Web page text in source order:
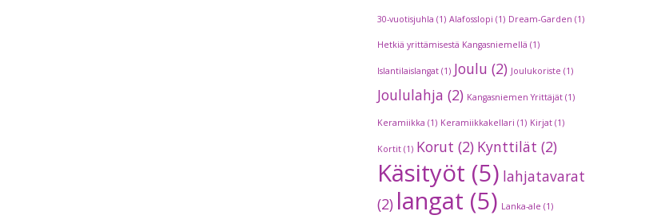
30-vuotisjuhla (1) Alafosslopi (1) Dream-Garden (1)
Hetkiä yrittämisestä Kangasniemellä (1)
Islantilaislangat (1) Joulu (2) Joulukoriste (1)
Joululahja (2) Kangasniemen Yrittäjät (1)
Keramiikka (1) Keramiikkakellari (1) Kirjat (1)
Kortit (1) Korut (2) Kynttilät (2)
Käsityöt (5) lahjatavarat
(2) langat (5) Lanka-ale (1)